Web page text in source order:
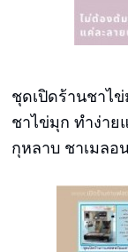
ชุดเปิดร้านชาไข่
ชาไข่มุก ทำง่าย
กุหลาบ ชาเมลอ